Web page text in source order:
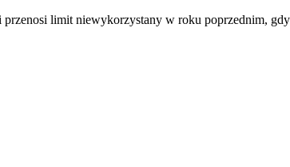
limit niewykorzystany w roku poprzednim,